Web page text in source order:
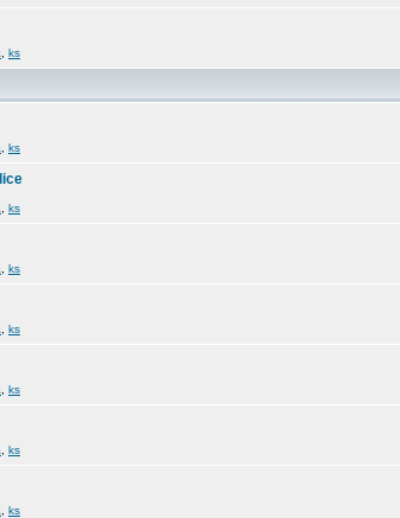
ks
ks
ks
ks
ks
ks
ks
ks